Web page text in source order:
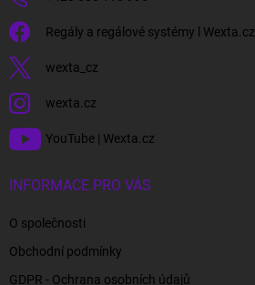
Regály a regálové systémy l Wexta.cz
wexta_cz
wexta.cz
YouTube | Wexta.cz
INFORMACE PRO VÁS
O společnosti
Obchodní podmínky
GDPR - Ochrana osobních údajů